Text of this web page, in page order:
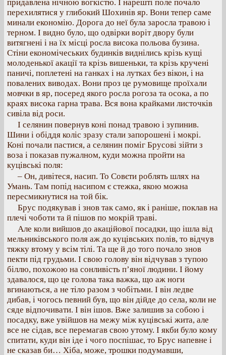
придавлена нічною вогкістю. І нарешті поле почало
перехилятися у глибокий Шохинів яр. Вони тепер саме
минали економію. Дорога до неї була заросла травою і
терном. І видно було, що одвірки воріт двору були
витягнені і на їх місці росла висока польова бузина.
Стіни економічеських будинків виднілись крізь кущі
молоденької акації та крізь вишеньки, та крізь кручені
паничі, поплетені на ганках і на лутках без вікон, і на
повалених виводах. Вони проз це румовище проїхали
мовчки в яр, посеред якого росла рогоза та осока, а по
краях висока гарна трава. Вся вона крайками листочків
сивіла від роси.
І селянин повернув коні понад травою і зупинив.
Шини і обіддя коліс зразу стали запорошені і мокрі.
Коні почали пастися, а селянин поміг Брусові зійти з
воза і показав пужалном, куди можна пройти на
куцівські поля:
– Он, дивітеся, насип. То Совєти роблять шлях на
Умань. Там попід насипом є стежка, якою можна
пересмикнутися на той бік.
Брус подякував і знов так само, як і раніше, поклав на
плечі чоботи та й пішов по мокрій траві.
Але коли вийшов до акаційової посадки, що ішла від
мельниківського поля аж до куцівських полів, то відчув
тяжку втому у всім тілі. Та ще й до того почало знов
пекти під грудьми. І свою голову він відчував з тупою
біллю, похожою на сонливість п’яної людини. І йому
здавалося, що це голова така важка, що аж ноги
вгинаються, а не тіло разом з чобітьми. І він ледве
дибав, і чогось певний був, що він дійде до села, коли не
сяде відпочивати. І він ішов. Вже залишив за собою і
посадку, вже увійшов на межу між куцівські жита, але
все не сідав, все перемагав свою утому. І якби було кому
спитати, куди він іде і чого поспішає, то Брус напевне і
не сказав би… Хіба, може, трошки подумавши,